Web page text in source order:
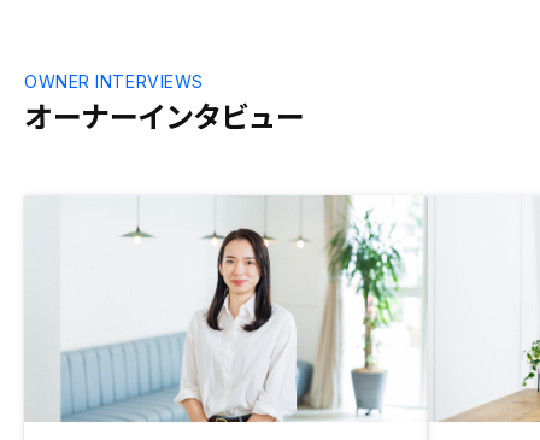
オーナーインタビュー
OWNER INTERVIEWS